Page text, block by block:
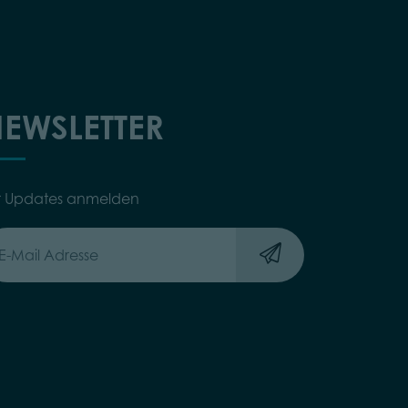
Updates anmelden